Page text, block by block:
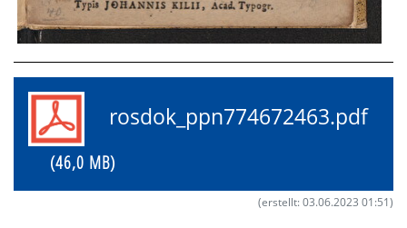
rosdok_ppn774672463.pdf
(46,0 MB)
(erstellt: 03.06.2023 01:51)